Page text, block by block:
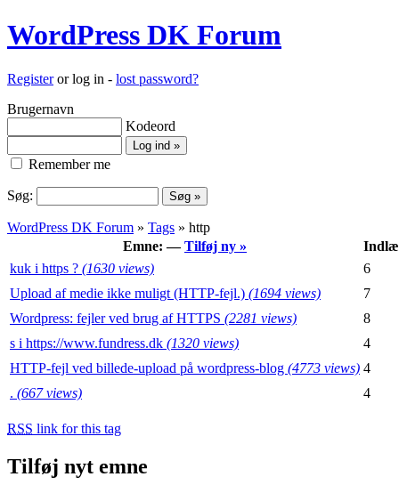
WordPress DK Forum
Registeror log in - lost password?
Brugernavn
Kodeord
Remember me
Søg:
WordPress DK Forum » Tags » http
Emne: —Tilføj ny »
kuk i https ? (1630 views)
6
Upload af medie ikke muligt (HTTP-fejl.) (1694 views)
7
Wordpress: fejler ved brug af HTTPS (2281 views)
8
s i https://www.fundress.dk (1320 views)
4
HTTP-fejl ved billede-upload på wordpress-blog (4773 views) 4
. (667 views) 4
RSS link for this tag
Tilføj nyt emne